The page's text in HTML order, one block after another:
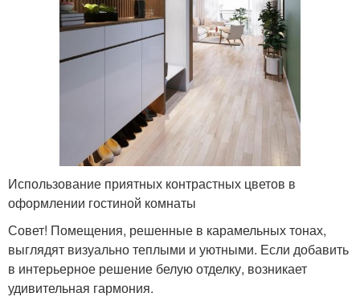
Использование приятных контрастных цветов в
оформлении гостиной комнаты
Совет! Помещения, решенные в карамельных тонах,
выглядят визуально теплыми и уютными. Если добавить
в интерьерное решение белую отделку, возникает
удивительная гармония.